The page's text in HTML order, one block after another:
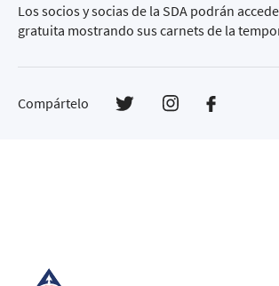
Los socios y socias de la SDA podrán
gratuita mostrando sus carnets de la
Compártelo